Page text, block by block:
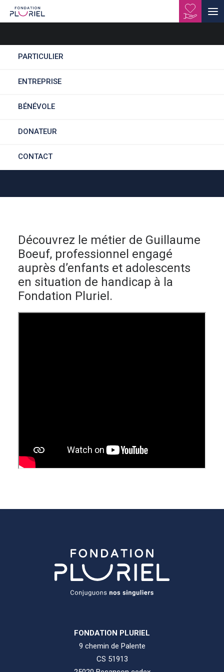
PARTICULIER
ENTREPRISE
BÉNÉVOLE
DONATEUR
CONTACT
Découvrez le métier de Guillaume
Boeuf, professionnel engagé
auprès d’enfants et adolescents
en situation de handicap à la
Fondation Pluriel.
FONDATION PLURIEL
9 chemin de Palente
CS 51913